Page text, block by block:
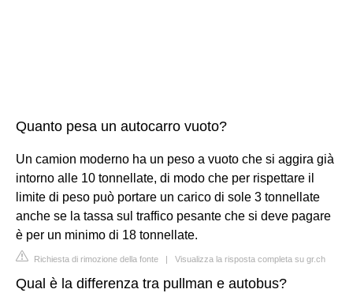
Quanto pesa un autocarro vuoto?
Un camion moderno ha un peso a vuoto che si aggira già
intorno alle 10 tonnellate, di modo che per rispettare il
limite di peso può portare un carico di sole 3 tonnellate
anche se la tassa sul traffico pesante che si deve pagare
è per un minimo di 18 tonnellate.
Richiesta di rimozione della fonte | Visualizza la risposta completa su gr.ch
Qual è la differenza tra pullman e autobus?